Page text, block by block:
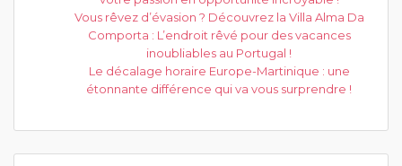
Vous rêvez d’évasion ? Découvrez la Villa Alma Da
Comporta : L’endroit rêvé pour des vacances
inoubliables au Portugal !
Le décalage horaire Europe-Martinique : une
étonnante différence qui va vous surprendre !